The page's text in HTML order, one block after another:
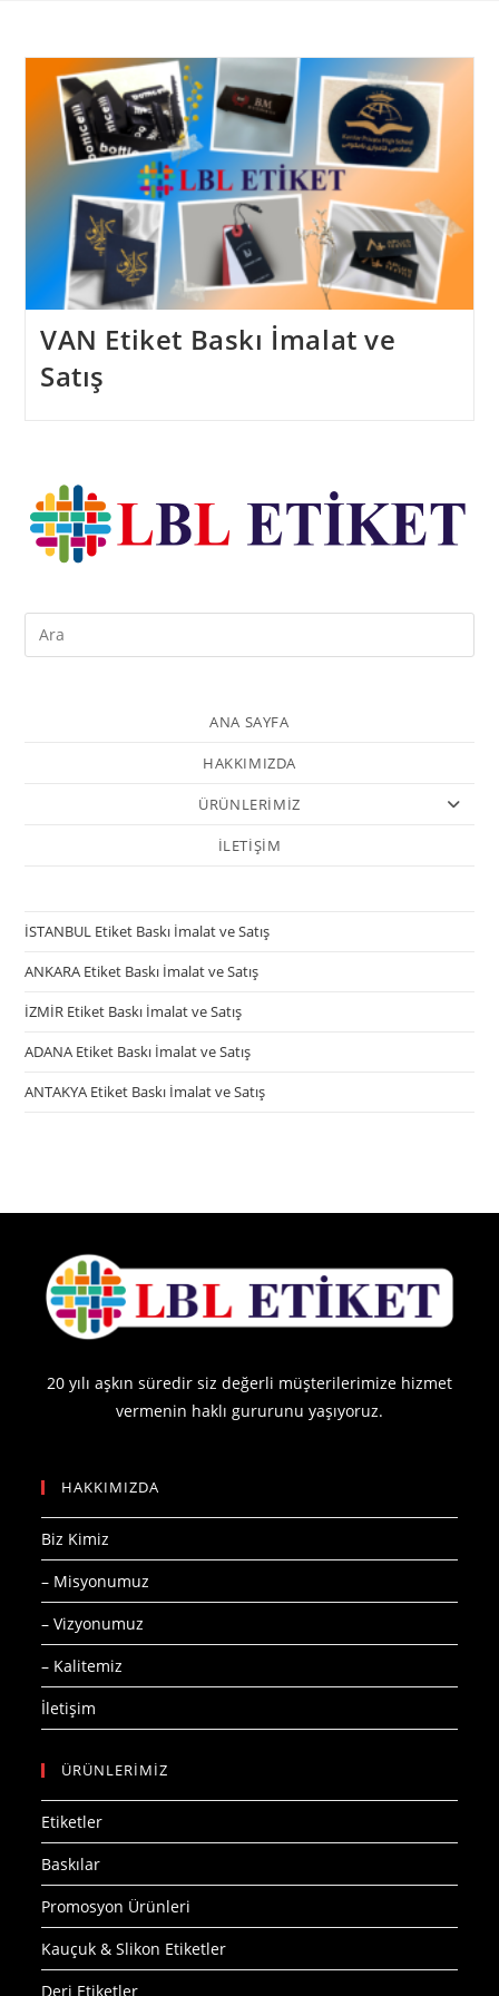
VAN Etiket Baskı İmalat ve
Satış
ANA SAYFA
HAKKIMIZDA
ÜRÜNLERİMİZ
İLETİŞİM
İSTANBUL Etiket Baskı İmalat ve Satış
ANKARA Etiket Baskı İmalat ve Satış
İZMİR Etiket Baskı İmalat ve Satış
ADANA Etiket Baskı İmalat ve Satış
ANTAKYA Etiket Baskı İmalat ve Satış
20 yılı aşkın süredir siz değerli müşterilerimize hizmet
vermenin haklı gururunu yaşıyoruz.
HAKKIMIZDA
Biz Kimiz
– Misyonumuz
– Vizyonumuz
– Kalitemiz
İletişim
ÜRÜNLERİMİZ
Etiketler
Baskılar
Promosyon Ürünleri
Kauçuk & Slikon Etiketler
Deri Etiketler